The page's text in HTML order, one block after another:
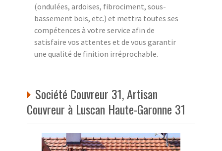
(ondulées, ardoises, fibrociment, sous-
bassement bois, etc.) et mettra toutes ses
compétences à votre service afin de
satisfaire vos attentes et de vous garantir
une qualité de finition irréprochable.
Société Couvreur 31, Artisan
Couvreur à Luscan Haute-Garonne 31